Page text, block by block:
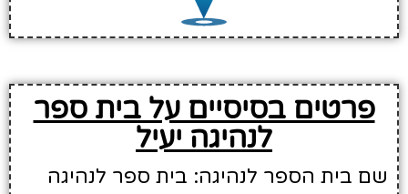
פרטים בסיסיים על בית ספר
לנהיגה יעיל
שם בית הספר לנהיגה: בית ספר לנהיגה